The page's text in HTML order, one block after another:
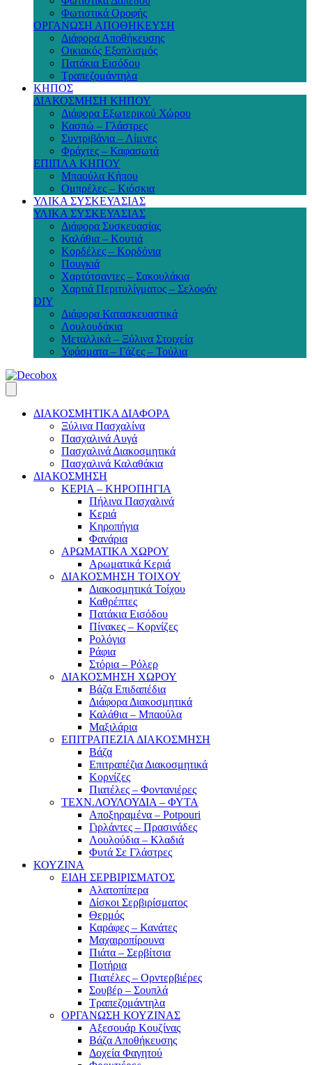
Φωτιστικά Οροφής
ΟΡΓΑΝΩΣΗ ΑΠΟΘΗΚΕΥΣΗ
Διάφορα Αποθήκευσης
Οικιακός Εξοπλισμός
Πατάκια Εισόδου
Τραπεζομάντηλα
ΚΗΠΟΣ
ΔΙΑΚΟΣΜΗΣΗ ΚΗΠΟΥ
Διάφορα Εξωτερικού Χώρου
Κασπώ – Γλάστρες
Συντριβάνια – Λίμνες
Φράχτες – Καφασωτά
ΕΠΙΠΛΑ ΚΗΠΟΥ
Μπαούλα Κήπου
Ομπρέλες – Κιόσκια
ΥΛΙΚΑ ΣΥΣΚΕΥΑΣΙΑΣ
ΥΛΙΚΑ ΣΥΣΚΕΥΑΣΙΑΣ
Διάφορα Συσκευασίας
Καλάθια – Κουτιά
Κορδέλες – Κορδόνια
Πουγκιά
Χαρτότσαντες – Σακουλάκια
Χαρτιά Περιτυλίγματος – Σελοφάν
DIY
Διάφορα Κατασκευαστικά
Λουλουδάκια
Μεταλλικά – Ξύλινα Στοιχεία
Υφάσματα – Γάζες – Τούλια
ΔΙΑΚΟΣΜΗΤΙΚΑ ΔΙΑΦΟΡΑ
Ξύλινα Πασχαλίνα
Πασχαλινά Αυγά
Πασχαλινά Διακοσμητικά
Πασχαλινά Καλαθάκια
ΔΙΑΚΟΣΜΗΣΗ
ΚΕΡΙΑ – ΚΗΡΟΠΗΓΙΑ
Πήλινα Πασχαλινά
Κεριά
Κηροπήγια
Φανάρια
ΑΡΩΜΑΤΙΚΑ ΧΩΡΟΥ
Αρωματικά Κεριά
ΔΙΑΚΟΣΜΗΣΗ ΤΟΙΧΟΥ
Διακοσμητικά Τοίχου
Καθρέπτες
Πατάκια Εισόδου
Πίνακες – Κορνίζες
Ρολόγια
Ράφια
Στόρια – Ρόλερ
ΔΙΑΚΟΣΜΗΣΗ ΧΩΡΟΥ
Βάζα Επιδαπέδια
Διάφορα Διακοσμητικά
Καλάθια – Μπαούλα
Μαξιλάρια
ΕΠΙΤΡΑΠΕΖΙΑ ΔΙΑΚΟΣΜΗΣΗ
Βάζα
Επιτραπέζια Διακοσμητικά
Κορνίζες
Πιατέλες – Φοντανιέρες
ΤΕΧΝ.ΛΟΥΛΟΥΔΙΑ – ΦΥΤΑ
Αποξηραμένα – Potpouri
Γιρλάντες – Πρασινάδες
Λουλούδια – Κλαδιά
Φυτά Σε Γλάστρες
ΚΟΥΖΙΝΑ
ΕΙΔΗ ΣΕΡΒΙΡΙΣΜΑΤΟΣ
Αλατοπίπερα
Δίσκοι Σερβιρίσματος
Θερμός
Καράφες – Κανάτες
Μαχαιροπίρουνα
Πιάτα – Σερβίτσια
Ποτήρια
Πιατέλες – Ορντερβιέρες
Σουβέρ – Σουπλά
Τραπεζομάντηλα
ΟΡΓΑΝΩΣΗ ΚΟΥΖΙΝΑΣ
Αξεσουάρ Κουζίνας
Βάζα Αποθήκευσης
Δοχεία Φαγητού